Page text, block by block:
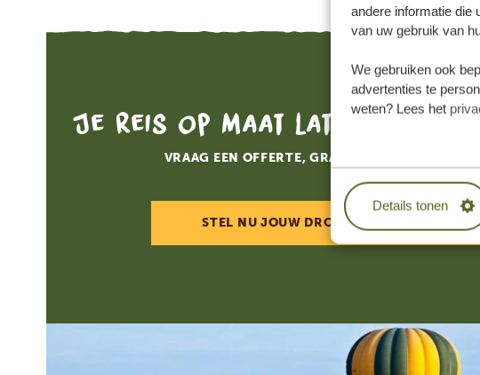
andere informatie die
van uw gebruik van
We gebruiken ook
advertenties te
weten? Lees het
Details tonen
Je reis op maat laten
VRAAG EEN OFFERTE, GRATIS EN VRIJBLIJVEND
STEL NU JOUW DROOMREIS SAMEN!